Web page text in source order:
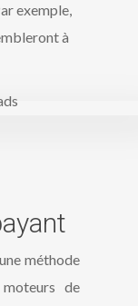
exemple,
à
méthode
de